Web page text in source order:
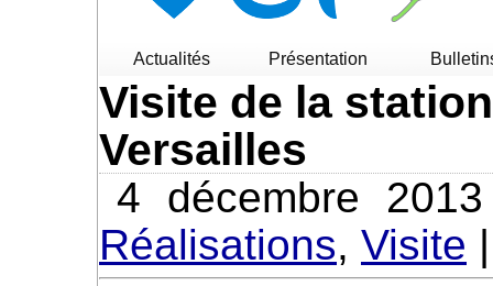
Actualités Présentation
Visite de la
Versailles
4 décembre
Réalisations, Visite